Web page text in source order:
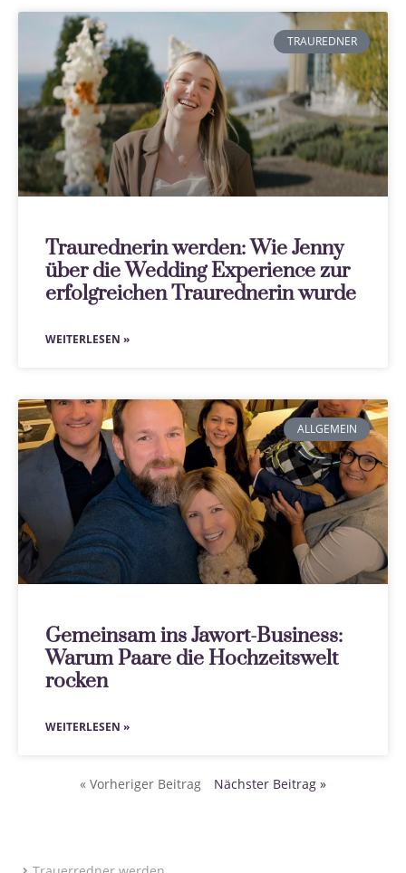
TRAUREDNER
Traurednerin werden: Wie Jenny
über die Wedding Experience zur
erfolgreichen Traurednerin wurde
WEITERLESEN »
ALLGEMEIN
Gemeinsam ins Jawort-Business:
Warum Paare die Hochzeitswelt
rocken
WEITERLESEN »
« Vorheriger Beitrag Nächster Beitrag »